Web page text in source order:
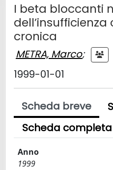
I beta bloccanti
cronica
METRA, Marco;
1999-01-01
Scheda breve
Scheda
Anno
1999